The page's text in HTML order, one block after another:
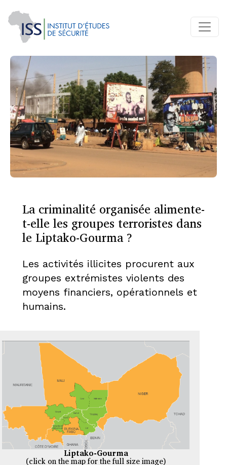
La criminalité organisée alimente-
t-elle les groupes terroristes dans
le Liptako-Gourma ?
Les activités illicites procurent aux
groupes extrémistes violents des
moyens financiers, opérationnels et
humains.
Liptako-Gourma
(click on the map for the full size image)